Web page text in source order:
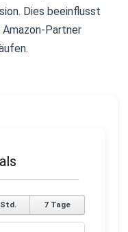
Dies beeinflusst
Partner
7 Tage